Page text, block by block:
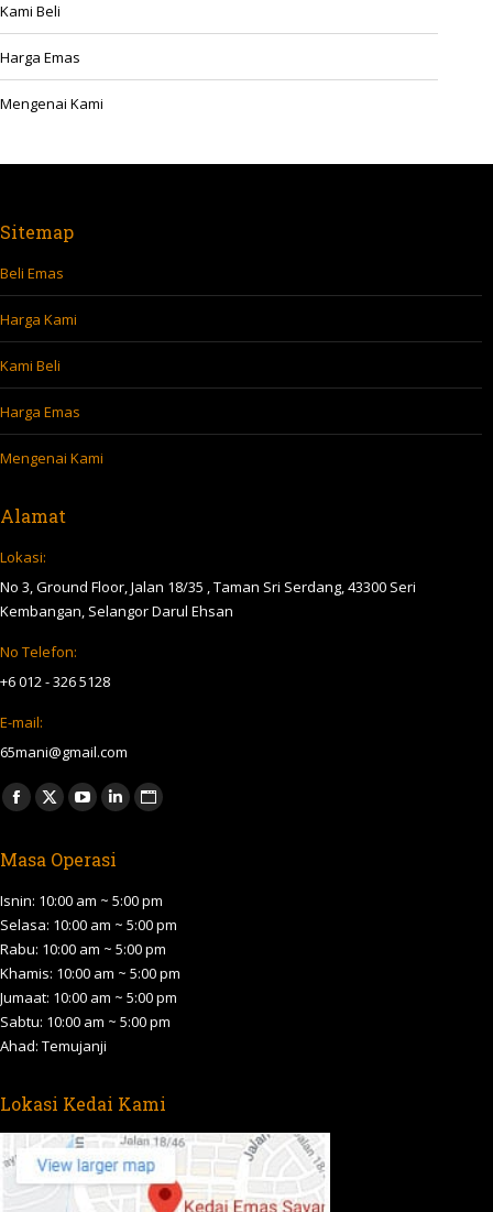
Kami Beli
Harga Emas
Mengenai Kami
Sitemap
Beli Emas
Harga Kami
Kami Beli
Harga Emas
Mengenai Kami
Alamat
Lokasi:
No 3, Ground Floor, Jalan 18/35 , Taman Sri Serdang, 43300 Seri
Kembangan, Selangor Darul Ehsan
No Telefon:
+6 012 - 326 5128
E-mail:
65mani@gmail.com
Find us on:
Facebook
opens
in
new
window
X
opens
in
new
window
YouTube
opens
in
new
window
Linkedin
opens
in
new
window
Website
in
new
window
Masa Operasi
Isnin: 10:00 am ~ 5:00 pm
Selasa: 10:00 am ~ 5:00 pm
Rabu: 10:00 am ~ 5:00 pm
Khamis: 10:00 am ~ 5:00 pm
Jumaat: 10:00 am ~ 5:00 pm
Sabtu: 10:00 am ~ 5:00 pm
Ahad: Temujanji
Lokasi Kedai Kami